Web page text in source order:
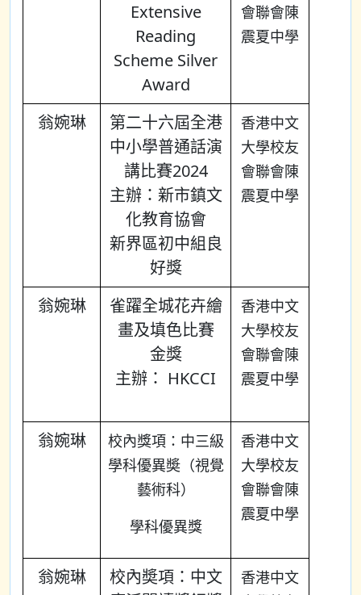
Extensive
Reading
Scheme Silver
Award
會聯會陳
震夏中學
翁婉琳
第二十六屆全港
中小學普通話演
講比賽2024
主辦：新市鎮文
化教育協會
新界區初中組良
好獎
香港中文
大學校友
會聯會陳
震夏中學
翁婉琳
雀躍全城花卉繪
畫及填色比賽
金獎
主辦： HKCCI
香港中文
大學校友
會聯會陳
震夏中學
翁婉琳
校內獎項：中三級
學科優異奬（視覺
藝術科）
學科優異獎
香港中文
大學校友
會聯會陳
震夏中學
翁婉琳
校內奬項：中文
香港中文